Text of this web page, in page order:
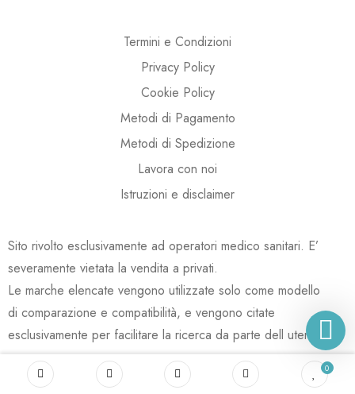
Termini e Condizioni
Privacy Policy
Cookie Policy
Metodi di Pagamento
Metodi di Spedizione
Lavora con noi
Istruzioni e disclaimer
Sito rivolto esclusivamente ad operatori medico sanitari. E’
severamente vietata la vendita a privati.
Le marche elencate vengono utilizzate solo come modello
di comparazione e compatibilità, e vengono citate
esclusivamente per facilitare la ricerca da parte dell utente.
0